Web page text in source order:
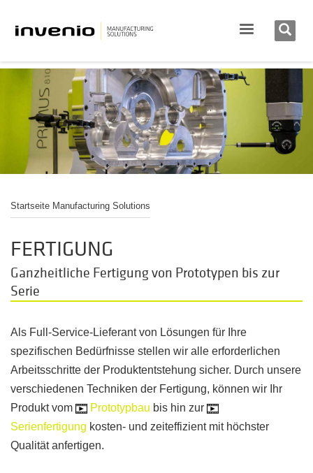
Startseite Manufacturing Solutions
FERTIGUNG
Ganzheitliche Fertigung von Prototypen bis zur
Serie
Als Full-Service-Lieferant von Lösungen für Ihre
spezifischen Bedürfnisse stellen wir alle erforderlichen
Arbeitsschritte der Produktentstehung sicher. Durch unsere
verschiedenen Techniken der Fertigung, können wir Ihr
Produkt vom
Prototypbau bis hin zur
Serienfertigung kosten- und zeiteffizient mit höchster
Qualität anfertigen.